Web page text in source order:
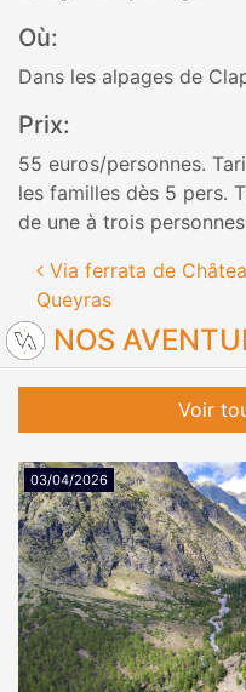
Où:
Dans les alpages de
Prix:
55 euros/personnes.
les familles dès 5 pers.
de une à trois
Navigation
Via ferrata de
Queyras
NOS
Voir
03/04/2026